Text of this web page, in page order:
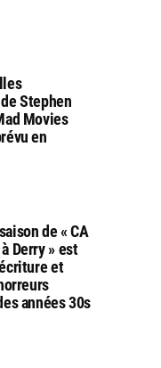
Stephen
Movies
en
de « CA
Derry » est
et
années 30s